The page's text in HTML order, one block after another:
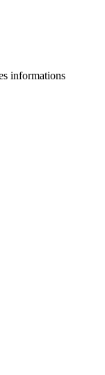
informations